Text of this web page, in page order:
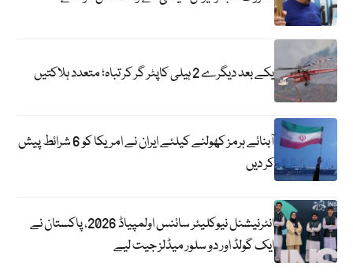
یکے بعد دیگرے 2 ہیلی کاپٹر گر کر تباہ؛ متعدد ہلاکتیں
آبنائے ہرمز کھولنے کیلئے ایران نے امریکا کو 6 شرائط پیش
کر دیں
انٹرنیشنل نیوکلیئر سائنس اولمپیاڈ 2026، پاکستان نے
ایک گولڈ اور دو سلور میڈلز جیت لیے